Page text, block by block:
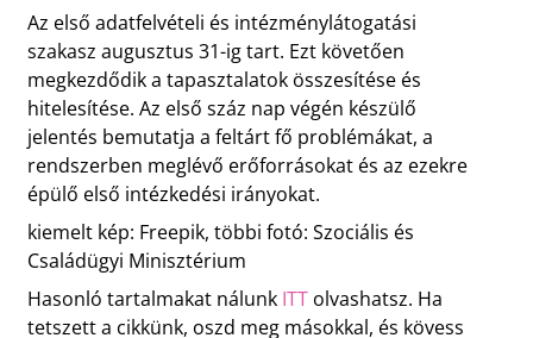
Az első adatfelvételi és intézménylátogatási
szakasz augusztus 31-ig tart. Ezt követően
megkezdődik a tapasztalatok összesítése és
hitelesítése. Az első száz nap végén készülő
jelentés bemutatja a feltárt fő problémákat, a
rendszerben meglévő erőforrásokat és az ezekre
épülő első intézkedési irányokat.
kiemelt kép: Freepik, többi fotó: Szociális és
Családügyi Minisztérium
Hasonló tartalmakat nálunk ITTolvashatsz. Ha
tetszett a cikkünk, oszd meg másokkal, és kövess